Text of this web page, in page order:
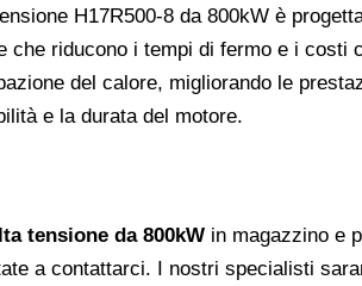
H17R500-8 da 800kW è
che riducono i tempi di fermo e i
del calore, migliorando le
e la durata del motore.
tensione da 800kW in magazzino e
a contattarci. I nostri specialisti